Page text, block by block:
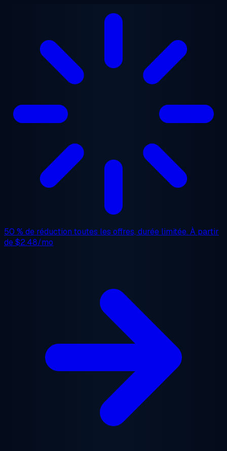
50 % de réduction toutes les offres, durée limitée. À partir
de$2.48/mo